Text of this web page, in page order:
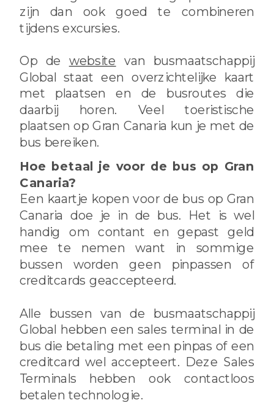
zijn dan ook goed te combineren
tijdens excursies.
Op de website van busmaatschappij
Global staat een overzichtelijke kaart
met plaatsen en de busroutes die
daarbij horen. Veel toeristische
plaatsen op Gran Canaria kun je met de
bus bereiken.
Hoe betaal je voor de bus op Gran
Canaria?
Een kaartje kopen voor de bus op Gran
Canaria doe je in de bus. Het is wel
handig om contant en gepast geld
mee te nemen want in sommige
bussen worden geen pinpassen of
creditcards geaccepteerd.
Alle bussen van de busmaatschappij
Global hebben een sales terminal in de
bus die betaling met een pinpas of een
creditcard wel accepteert. Deze Sales
Terminals hebben ook contactloos
betalen technologie.